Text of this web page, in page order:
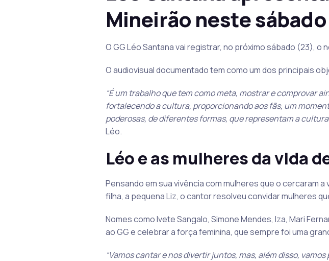
Mineirão neste sábado
O GG Léo Santana vai registrar, no próximo sábado (23), o
O audiovisual documentado tem como um dos principais
“É um trabalho que tem como meta, mostrar e comprovar
fortalecendo a cultura, proporcionando aos fãs, um
poderosas, de diferentes formas, que representam a
Léo.
Léo e as mulheres da vida
Pensando em sua vivência com mulheres que o cercaram
filha, a pequena Liz, o cantor resolveu convidar mulheres
Nomes como Ivete Sangalo, Simone Mendes, Iza, Mari
ao GG e celebrar a força feminina, que sempre foi uma
“Vamos cantar e nos divertir juntos, mas, além disso,